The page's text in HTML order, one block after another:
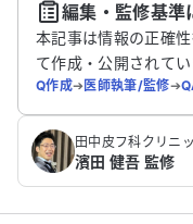
編集・監修基準
本記事は情報の正確
て作成・公開されてい
Q作成➔医師執筆/監修➔
田中皮フ科クリニ
濱田 健吾 監修